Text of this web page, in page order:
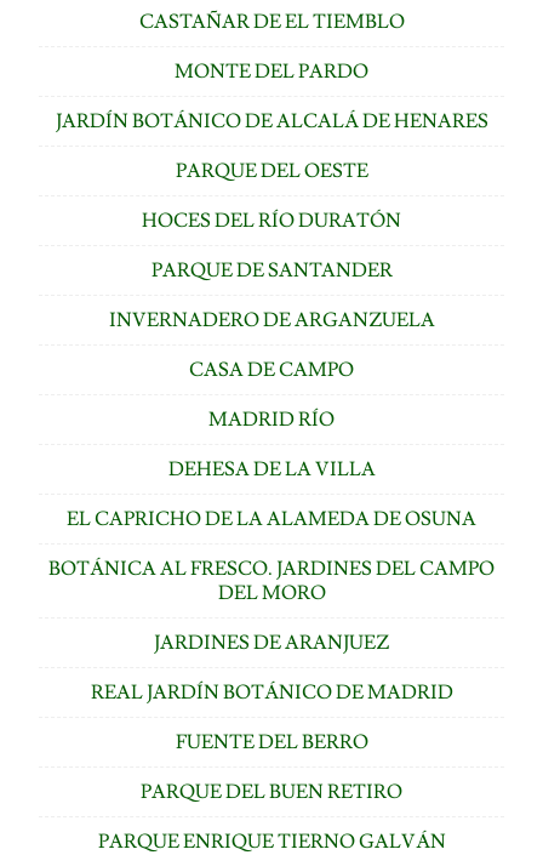
CASTAÑAR DE EL TIEMBLO
MONTE DEL PARDO
JARDÍN BOTÁNICO DE ALCALÁ DE HENARES
PARQUE DEL OESTE
HOCES DEL RÍO DURATÓN
PARQUE DE SANTANDER
INVERNADERO DE ARGANZUELA
CASA DE CAMPO
MADRID RÍO
DEHESA DE LA VILLA
EL CAPRICHO DE LA ALAMEDA DE OSUNA
BOTÁNICA AL FRESCO. JARDINES DEL CAMPO
DEL MORO
JARDINES DE ARANJUEZ
REAL JARDÍN BOTÁNICO DE MADRID
FUENTE DEL BERRO
PARQUE DEL BUEN RETIRO
PARQUE ENRIQUE TIERNO GALVÁN